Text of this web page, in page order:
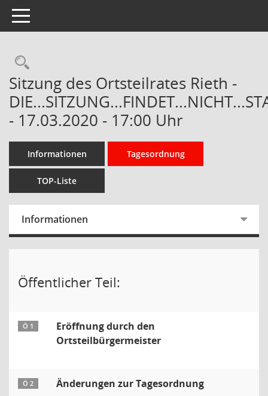
Toggle navigation
Rechercheauswahl
Sitzung des Ortsteilrates Rieth -
- 17.03.2020 - 17:00 Uhr
Informationen Tagesordnung
TOP-Liste
Informationen
Öffentlicher Teil:
Ö 1
Eröffnung durch den
Ortsteilbürgermeister
Ö 2 Änderungen zur Tagesordnung